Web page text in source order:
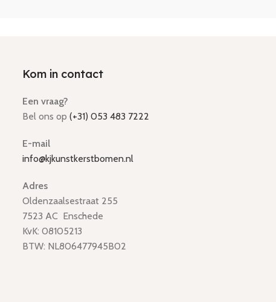
Kom in contact
Een vraag?
Bel ons op (+31) 053 483 7222
E-mail
info@kjkunstkerstbomen.nl
Adres
Oldenzaalsestraat 255
7523 AC Enschede
KvK: 08105213
BTW: NL806477945B02